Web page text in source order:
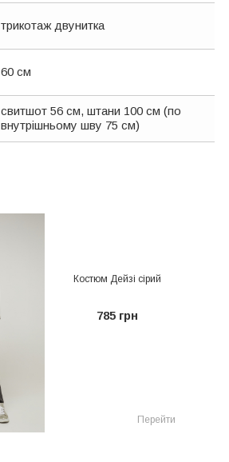
трикотаж двунитка
60 см
свитшот 56 см, штани 100 см (по
внутрішньому шву 75 см)
Костюм Дейзі сірий
785 грн
Перейти